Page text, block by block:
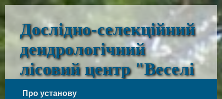
Дослідно-селекційний
дендрологічний
лісовий центр "Веселі
Боковеньки"
Про установу